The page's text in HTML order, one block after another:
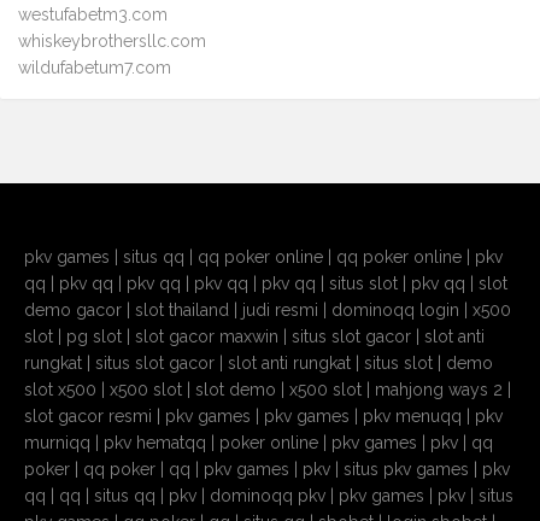
westufabetm3.com
whiskeybrothersllc.com
wildufabetum7.com
pkv games situs qq qq poker online qq poker online
pkv
qq
pkv qq pkv qq pkv qq pkv qq situs slot pkv qq
slot
demo gacor
slot thailand judi resmi dominoqq login
x500
slot
pg slot slot gacor maxwin situs slot gacor
slot anti
rungkat
situs slot gacor slot anti rungkat situs slot
demo
slot x500
x500 slot slot demo x500 slot mahjong ways 2
slot gacor resmi
pkv games pkv games pkv menuqq
pkv
murniqq
pkv hematqq poker online pkv games pkv
qq
poker
qq poker qq pkv games pkv situs pkv games
pkv
qq
qq situs qq pkv dominoqq pkv pkv games pkv
situs